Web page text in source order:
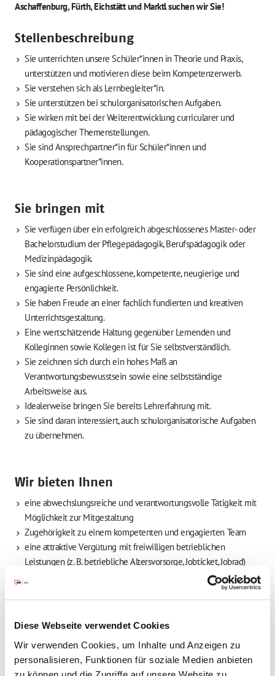
Diese Webseite verwendet Cookies
Wir verwenden Cookies, um Inhalte und Anzeigen zu
personalisieren, Funktionen für soziale Medien anbieten
Aschaffenburg, Fürth, Eichstätt und Marktl suchen wir Sie!
Stellenbeschreibung
Sie unterrichten unsere Schüler*innen in Theorie und Praxis,
unterstützen und motivieren diese beim Kompetenzerwerb.
Sie verstehen sich als Lernbegleiter*in.
Sie unterstützen bei schulorganisatorischen Aufgaben.
Sie wirken mit bei der Weiterentwicklung curricularer und
pädagogischer Themenstellungen.
Sie sind Ansprechpartner*in für Schüler*innen und
Kooperationspartner*innen.
Sie bringen mit
Sie verfügen über ein erfolgreich abgeschlossenes Master- oder
Bachelorstudium der Pflegepädagogik, Berufspädagogik oder
Medizinpädagogik.
Sie sind eine aufgeschlossene, kompetente, neugierige und
engagierte Persönlichkeit.
Sie haben Freude an einer fachlich fundierten und kreativen
Unterrichtsgestaltung.
Eine wertschätzende Haltung gegenüber Lernenden und
Kolleginnen sowie Kollegen ist für Sie selbstverständlich.
Sie zeichnen sich durch ein hohes Maß an
Verantwortungsbewusstsein sowie eine selbstständige
Arbeitsweise aus.
Idealerweise bringen Sie bereits Lehrerfahrung mit.
Sie sind daran interessiert, auch schulorganisatorische Aufgaben
zu übernehmen.
Wir bieten Ihnen
eine abwechslungsreiche und verantwortungsvolle Tätigkeit mit
Möglichkeit zur Mitgestaltung
Zugehörigkeit zu einem kompetenten und engagierten Team
eine attraktive Vergütung mit freiwilligen betrieblichen
Leistungen (z. B. betriebliche Altersvorsorge, Jobticket, Jobrad)
30 Tage Urlaub sowie am 24.12. und 31.12. zusätzlich frei
innerbetriebliche und externe Fortbildungsveranstaltungen
Studium
Haben wir Ihr Interesse geweckt? Dann freuen wir uns auf Ihre
vollständigen Bewerbungsunterlagen in elektronischer Form
(idealerweise zusammengefügt in einer PDF-Datei) unter Angabe